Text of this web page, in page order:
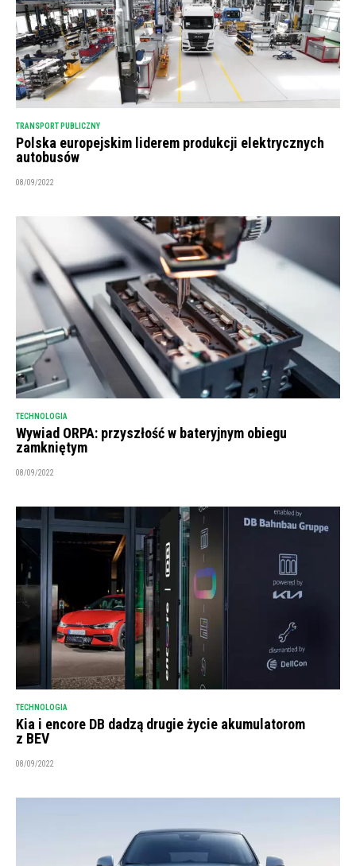
TRANSPORT PUBLICZNY
Polska europejskim liderem produkcji elektrycznych
autobusów
08/09/2022
TECHNOLOGIA
Wywiad ORPA: przyszłość w bateryjnym obiegu
zamkniętym
08/09/2022
TECHNOLOGIA
Kia i encore DB dadzą drugie życie akumulatorom
z BEV
08/09/2022